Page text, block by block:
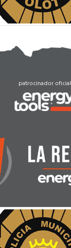
patrocinador oficial